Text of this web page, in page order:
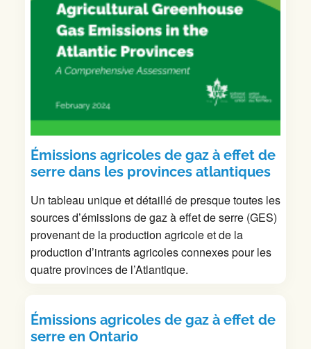
Émissions agricoles de gaz à effet de
serre dans les provinces atlantiques
Un tableau unique et détaillé de presque toutes les
sources d’émissions de gaz à effet de serre (GES)
provenant de la production agricole et de la
production d’intrants agricoles connexes pour les
quatre provinces de l’Atlantique.
Émissions agricoles de gaz à effet de
serre en Ontario